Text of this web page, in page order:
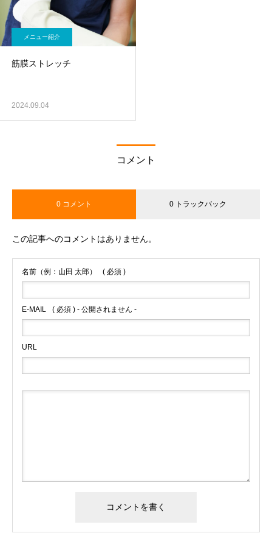
メニュー紹介
筋膜ストレッチ
2024.09.04
コメント
0 コメント 0 トラックバック
この記事へのコメントはありません。
名前（例：山田 太郎） ( 必須 )
E-MAIL ( 必須 ) - 公開されません -
URL